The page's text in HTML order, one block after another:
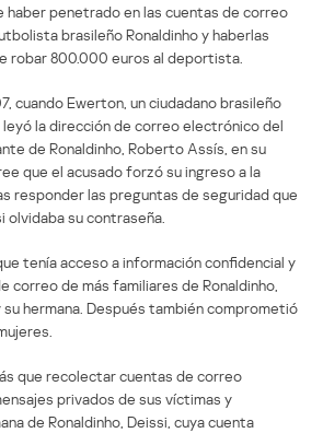
haber penetrado en las cuentas de correo
brasileño Ronaldinho y haberlas
robar 800.000 euros al deportista.
cuando Ewerton, un ciudadano brasileño
leyó la dirección de correo electrónico del
de Ronaldinho, Roberto Assís, en su
que el acusado forzó su ingreso a la
responder las preguntas de seguridad que
su contraseña.
tenía acceso a información confidencial y
correo de más familiares de Ronaldinho,
su hermana. Después también comprometió
que recolectar cuentas de correo
privados de sus víctimas y
de Ronaldinho, Deissi, cuya cuenta